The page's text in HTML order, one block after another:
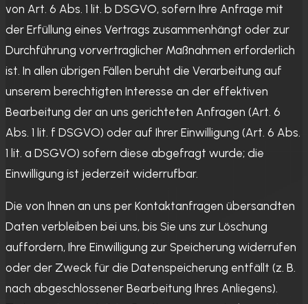
von Art. 6 Abs. 1 lit. b DSGVO, sofern Ihre Anfrage mit
der Erfüllung eines Vertrags zusammenhängt oder zur
Durchführung vorvertraglicher Maßnahmen erforderlich
ist. In allen übrigen Fällen beruht die Verarbeitung auf
unserem berechtigten Interesse an der effektiven
Bearbeitung der an uns gerichteten Anfragen (Art. 6
Abs. 1 lit. f DSGVO) oder auf Ihrer Einwilligung (Art. 6 Abs.
1 lit. a DSGVO) sofern diese abgefragt wurde; die
Einwilligung ist jederzeit widerrufbar.
Die von Ihnen an uns per Kontaktanfragen übersandten
Daten verbleiben bei uns, bis Sie uns zur Löschung
auffordern, Ihre Einwilligung zur Speicherung widerrufen
oder der Zweck für die Datenspeicherung entfällt (z. B.
nach abgeschlossener Bearbeitung Ihres Anliegens).